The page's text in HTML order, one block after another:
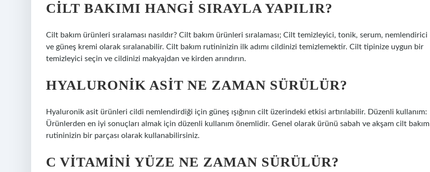
CILT BAKIMI HANGI SIRAYLA YAPILIR?
Cilt bakım ürünleri sıralaması nasıldır? Cilt bakım ürünleri sıralaması; Cilt temizleyici, tonik, serum, nemlendirici
ve güneş kremi olarak sıralanabilir. Cilt bakım rutininizin ilk adımı cildinizi temizlemektir. Cilt tipinize uygun bir
temizleyici seçin ve cildinizi makyajdan ve kirden arındırın.
HYALURONIK ASIT NE ZAMAN SÜRÜLÜR?
Hyaluronik asit ürünleri cildi nemlendirdiği için güneş ışığının cilt üzerindeki etkisi artırılabilir. Düzenli kullanım:
Ürünlerden en iyi sonuçları almak için düzenli kullanım önemlidir. Genel olarak ürünü sabah ve akşam cilt bakım
rutininizin bir parçası olarak kullanabilirsiniz.
C VITAMINI YÜZE NE ZAMAN SÜRÜLÜR?